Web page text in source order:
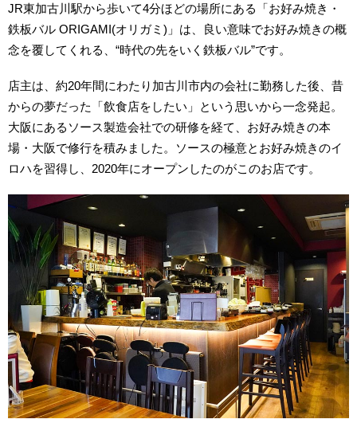
JR東加古川駅から歩いて4分ほどの場所にある「お好み焼き・
鉄板バル ORIGAMI(オリガミ)」は、良い意味でお好み焼きの概
念を覆してくれる、“時代の先をいく鉄板バル”です。
店主は、約20年間にわたり加古川市内の会社に勤務した後、昔
からの夢だった「飲食店をしたい」という思いから一念発起。
大阪にあるソース製造会社での研修を経て、お好み焼きの本
場・大阪で修行を積みました。ソースの極意とお好み焼きのイ
ロハを習得し、2020年にオープンしたのがこのお店です。